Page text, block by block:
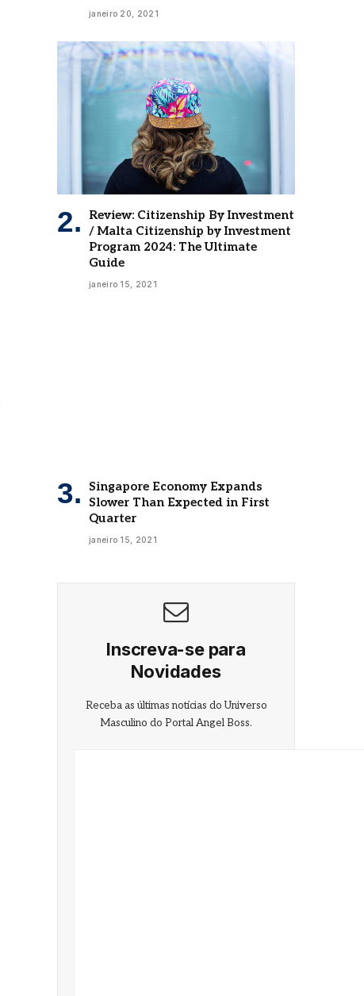
janeiro 20, 2021
Review: Citizenship By Investment
/ Malta Citizenship by Investment
Program 2024: The Ultimate
Guide
janeiro 15, 2021
Singapore Economy Expands
Slower Than Expected in First
Quarter
janeiro 15, 2021
Inscreva-se para
Novidades
Receba as últimas notícias do Universo
Masculino do Portal Angel Boss.